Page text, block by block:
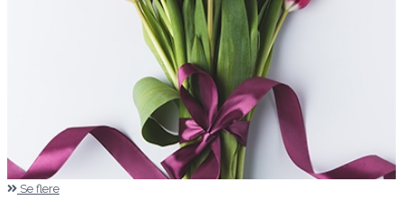
Se flere